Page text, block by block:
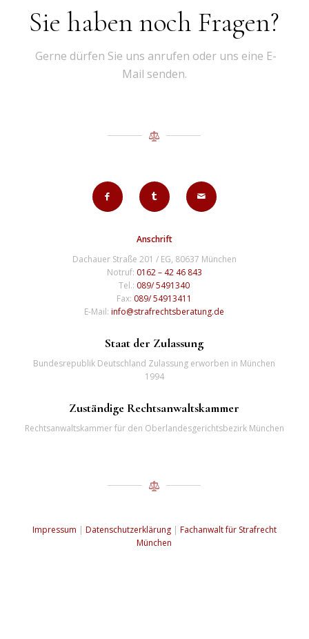
Sie haben noch Fragen?
Gerne dürfen Sie uns anrufen oder uns eine E-
Mail senden.
Anschrift
Dachauer Straße 201 / EG, 80637 München
Notruf: 0162 – 42 46 843
Tel.: 089/ 5491340
Fax: 089/ 54913411
E-Mail:info@strafrechtsberatung.de
Staat der Zulassung
Bundesrepublik Deutschland Zulassung erworben in München
1994
Zuständige Rechtsanwaltskammer
Rechtsanwaltskammer für den Oberlandesgerichtsbezirk München
Impressum | Datenschutzerklärung| Fachanwalt für Strafrecht
München